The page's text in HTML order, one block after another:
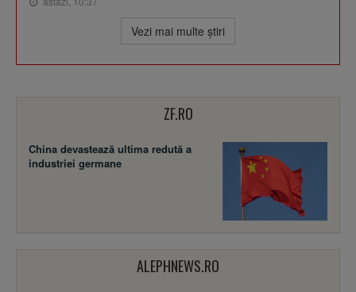
Vezi mai multe ştiri
ZF.RO
China devastează ultima redută a
industriei germane
ALEPHNEWS.RO